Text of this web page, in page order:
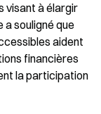
visant à élargir
a souligné que
aident
financières
la participation